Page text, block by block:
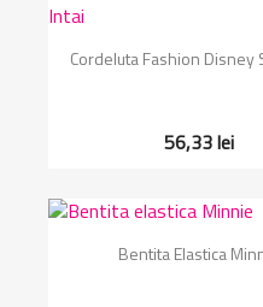
 Vizualizare
Cordeluta Fashion Disney
56,33 lei
Vizualizare
Bentita Elastica